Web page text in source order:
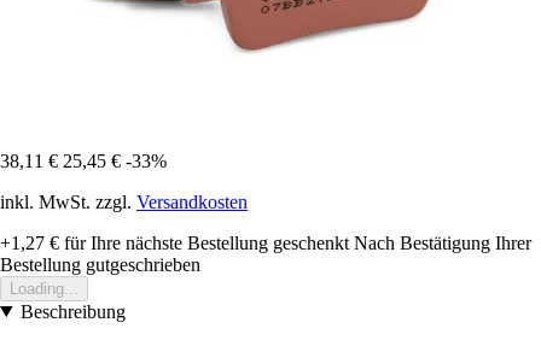
38,11 € 25,45 € -33%
inkl. MwSt. zzgl. Versandkosten
+1,27 € für Ihre nächste Bestellung geschenkt Nach Bestätigung Ihrer
Bestellung gutgeschrieben
Loading...
Beschreibung